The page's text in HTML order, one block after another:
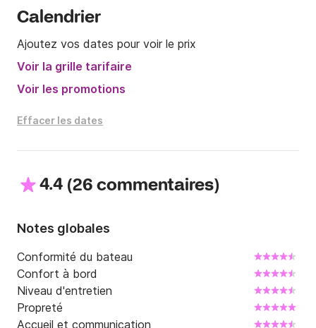
Pour plus de renseignements, n'hésitez pas a me
A très vite !
Calendrier
Ajoutez vos dates pour voir le prix
Voir la grille tarifaire
Voir les promotions
Effacer les dates
4.4 (26 commentaires)
Notes globales
Conformité du bateau
Confort à bord
Niveau d'entretien
Propreté
Accueil et communication